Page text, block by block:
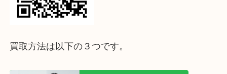
って下さい↓